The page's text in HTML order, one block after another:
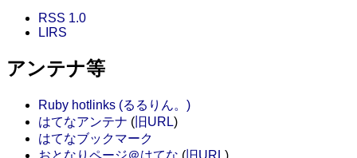
RSS 1.0
LIRS
アンテナ等
Ruby hotlinks (るるりん。)
はてなアンテナ ( 旧URL)
はてなブックマーク
おとなりページ＠はてな ( 旧URL )